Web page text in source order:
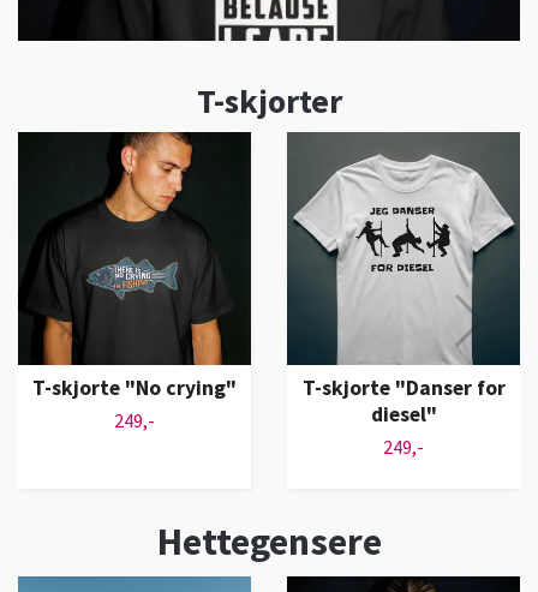
T-skjorter
T-skjorte "No crying"
249,-
T-skjorte "Danser for
diesel"
249,-
Hettegensere